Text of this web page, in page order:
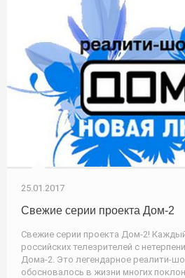
25.01.2017
Свежие серии проекта Дом-2
Свежие серии проекта Дом-2!
российских телезрителей с
Дома-2. Это легендарное реалити-
обосновалось в жизни многих